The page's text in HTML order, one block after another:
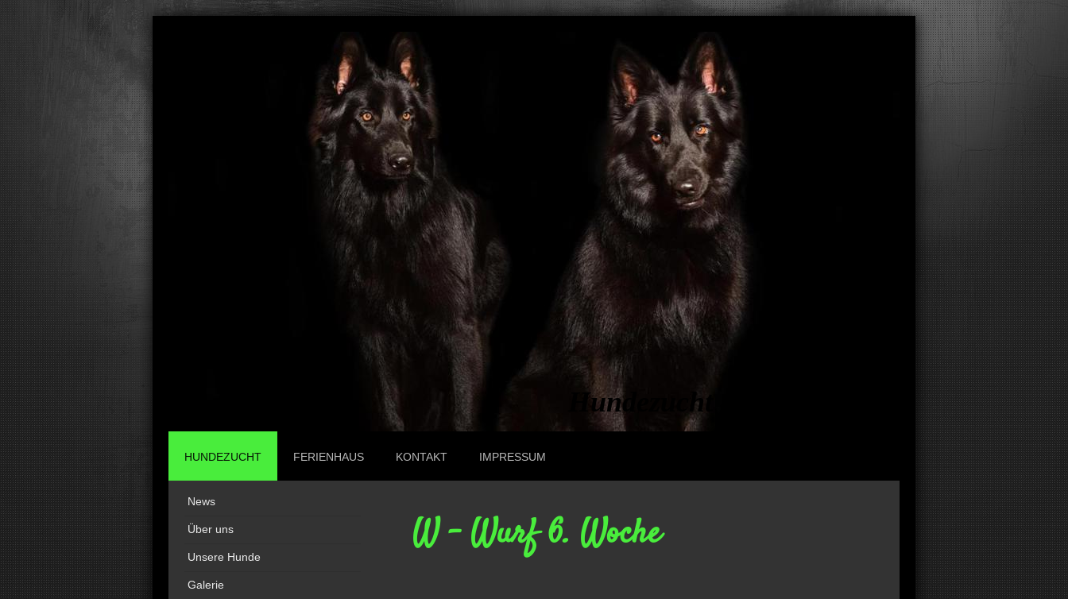
Hundezucht & Ferienhaus
HUNDEZUCHT FERIENHAUS KONTAKT IMPRESSUM
W - Wurf 6. Woche
News
Über uns
Unsere Hunde
Galerie